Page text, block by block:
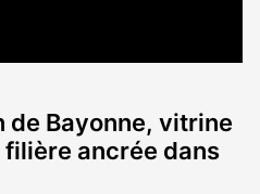
de Bayonne, vitrine
filière ancrée dans